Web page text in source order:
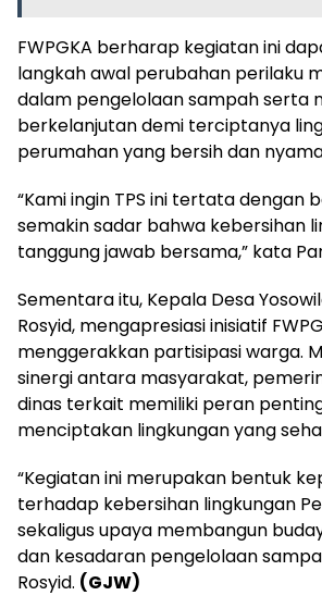
FWPGKA berharap kegiatan ini
langkah awal perubahan perilaku
dalam pengelolaan sampah serta
berkelanjutan demi terciptanya
perumahan yang bersih dan
“Kami ingin TPS ini tertata dengan
semakin sadar bahwa kebersihan
tanggung jawab bersama,” kata
Sementara itu, Kepala Desa
Rosyid, mengapresiasi inisiatif
menggerakkan partisipasi warga.
sinergi antara masyarakat,
dinas terkait memiliki peran
menciptakan lingkungan yang
“Kegiatan ini merupakan bentuk
terhadap kebersihan lingkungan
sekaligus upaya membangun
dan kesadaran pengelolaan
Rosyid. (GJW)